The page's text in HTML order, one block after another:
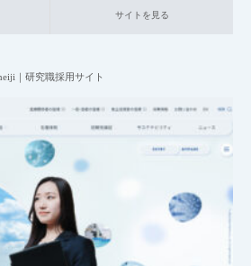
サイトを見る
｜研究職採用サイト
2025.06.20
014_食品 大企業の採用サイト 研究職
を見る